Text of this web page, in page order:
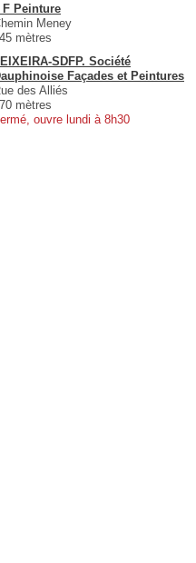
F Peinture
Meney
mètres
SDFP. Société
Façades et Peintures
des Alliés
mètres
ouvre lundi à 8h30